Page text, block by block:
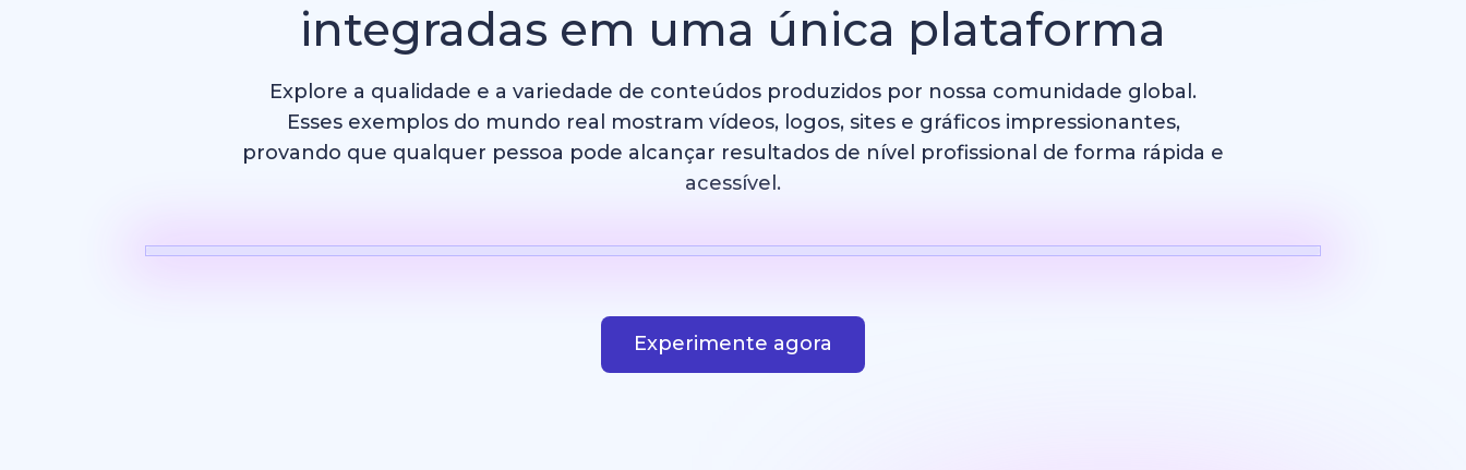
integradas em uma única plataforma
Explore a qualidade e a variedade de conteúdos produzidos por nossa comunidade global.
Esses exemplos do mundo real mostram vídeos, logos, sites e gráficos impressionantes,
provando que qualquer pessoa pode alcançar resultados de nível profissional de forma rápida e
acessível.
Experimente agora